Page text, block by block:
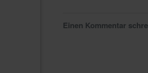
Einen Kommentar